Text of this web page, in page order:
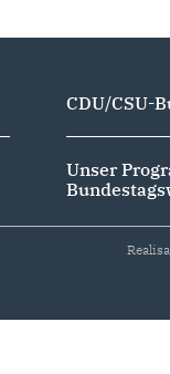
CDU/CSU-
Unser